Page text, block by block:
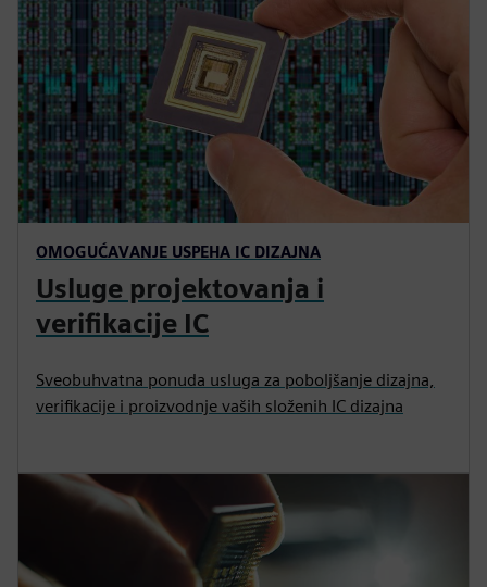
OMOGUĆAVANJE USPEHA IC DIZAJNA
Usluge projektovanja i
verifikacije IC
Sveobuhvatna ponuda usluga za poboljšanje dizajna,
verifikacije i proizvodnje vaših složenih IC dizajna